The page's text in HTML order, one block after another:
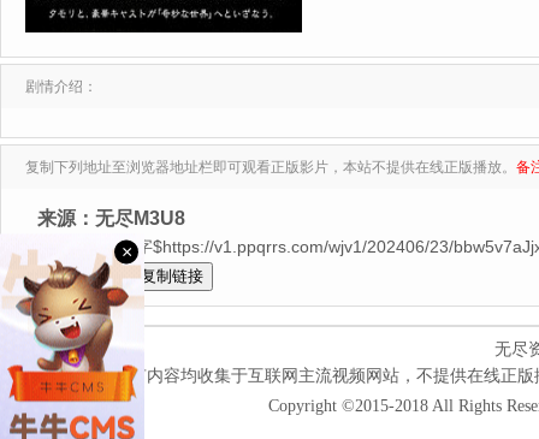
剧情介绍：
复制下列地址至浏览器地址栏即可观看正版影片，本站不提供在线正版播放。 备
来源：无尽M3U8
HD人工中字$https://v1.ppqrrs.com/wjv1/202406/23/
全选
无尽
本网站所有内容均收集于互联网主流视频网站，不提供在线正
Copyright ©2015-2018 All Rights
×